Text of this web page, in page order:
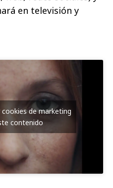
en televisión y
de marketing
contenido